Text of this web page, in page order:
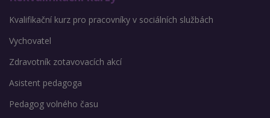
Kvalifikační kurz pro pracovníky v sociálních službách
Vychovatel
Zdravotník zotavovacích akcí
Asistent pedagoga
Pedagog volného času